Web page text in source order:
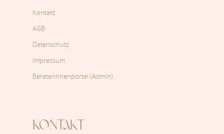
Kontakt
AGB
Datenschutz
Impressum
Beraterinnenportal (Admin)
KONTAKT